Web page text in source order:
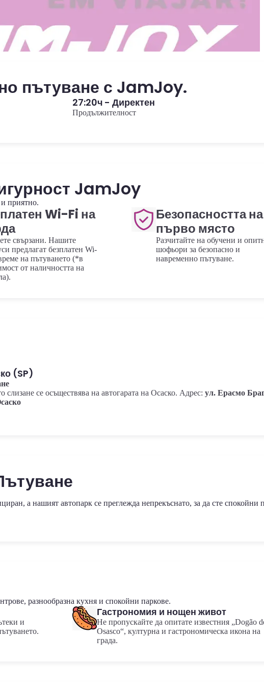
пътуване с JamJoy.
27:20ч - Директен
Продължителност
JamJoy
приятно.
Wi-Fi на
свързани. Нашите
предлагат безплатен Wi-
на пътуването (*в
от наличността на
Безопасността на
първо място
Разчитайте на обучени и
шофьори за безопасно и
навременно пътуване.
(SP)
слизане се осъществява на автогарата на Осаско. Адрес: ул. Ерасмо
а нашият автопарк се преглежда непрекъснато, за да сте спокойни
разнообразна кухня и спокойни паркове.
и
Гастрономия и нощен живот
Не пропускайте да опитате известния „Dogão
Osasco“, културна и гастрономическа икона на
града.